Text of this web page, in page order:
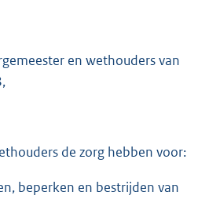
en wethouders van
de zorg hebben voor:
beperken en bestrijden van